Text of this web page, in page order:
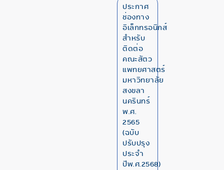
ประกาศ
ช่องทาง
อิเล็กทรอนิกส์
สำหรับ
ติดต่อ
คณะสัตว
แพทยศาสตร์
มหาวิทยาลัย
สงขลา
นครินทร์
พ.ศ.
2565
(ฉบับ
ปรับปรุง
ประจำ
ปีพ.ศ.2568)